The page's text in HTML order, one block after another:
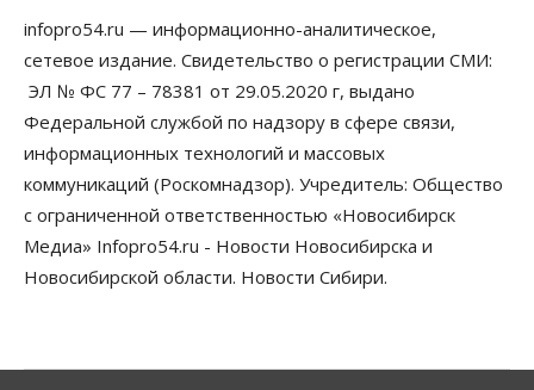
Бизнес Право&Порядок
Злоумышленники опять атакуют
новосибирские компании через электронную
почту
06 Августа 2026, 11:00
Общество
Медики готовятся к второму пику активности
клещей в Новосибирской области
06 Августа 2026, 10:00
06 Августа 2026, 09:00
infopro54.ru — информационно-аналитическое,
сетевое издание. Свидетельство о регистрации СМИ:
ЭЛ № ФС 77 – 78381 от 29.05.2020 г, выдано
Федеральной службой по надзору в сфере связи,
информационных технологий и массовых
коммуникаций (Роскомнадзор). Учредитель: Общество
с ограниченной ответственностью «Новосибирск
Медиа» Infopro54.ru - Новости Новосибирска и
Новосибирской области. Новости Сибири.